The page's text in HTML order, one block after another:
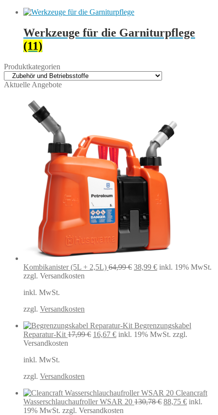
Werkzeuge für die Garniturpflege
(11)
Produktkategorien
Aktuelle Angebote
Kombikanister (5L + 2,5L) 64,99€ Ursprünglicher
38,99 €Aktueller
inkl. 19% MwSt.
zzgl. Versandkosten
inkl. MwSt.
zzgl. Versandkosten
Begrenzungskabel
Reparatur-Kit 17,99€ Ursprünglicher
16,67 €Aktueller
inkl. 19% MwSt. zzgl.
Versandkosten
inkl. MwSt.
zzgl. Versandkosten
Cleancraft
Wasserschlauchaufroller WSAR 20 130,78€ Ursprünglicher
88,75 €Aktueller
inkl.
19% MwSt. zzgl. Versandkosten